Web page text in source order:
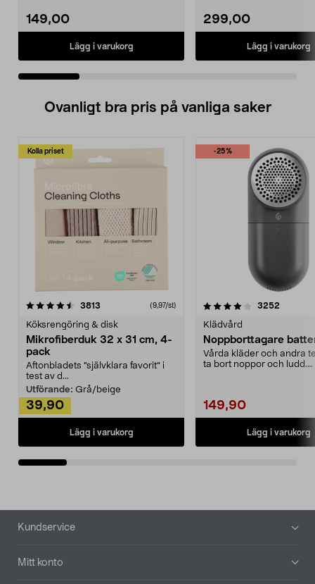
149,00
Lägg i varukorg
299,00
Lägg i varukorg
Ovanligt bra pris på vanliga saker
Kolla priset
3813 (9,97/st)
Köksrengöring & disk
Mikrofiberduk 32 x 31 cm, 4-
pack
Aftonbladets "självklara favorit” i
test av d...
Utförande: Grå/beige
39,90
Lägg i varukorg
-25%
4.0av 5 stjärnor 3252
Klädvård
Noppborttagare
Vårda kläder och andra
ta bort noppor och ludd.
149,90
Lägg i varukorg
4.5av 5 stjärnor
Sidfot
Kundservice
Mitt konto